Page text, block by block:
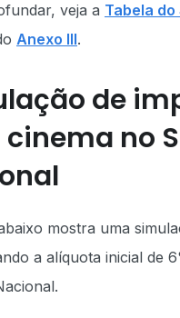
veja a Tabela do
Anexo III.
de
cinema no
mostra uma
a alíquota inicial de